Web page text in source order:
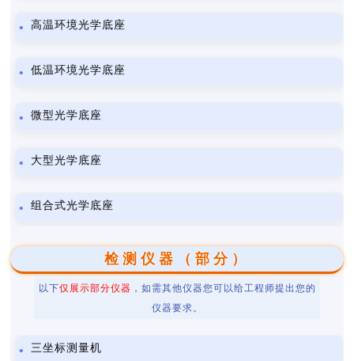
高温环境光学底座
低温环境光学底座
微型光学底座
大型光学底座
组合式光学底座
检测仪器（部分）
以下仅展示部分仪器 ，如需其他仪器您可以给工程师提出您的
仪器要求。
三坐标测量机